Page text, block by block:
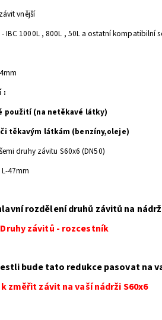
vnější
IBC 1000L , 800L , 50L a ostatní kompatibilní
:
použití (na netěkavé látky)
těkavým látkám (benzíny,oleje)
druhy závitu S60x6 (DN50)
47mm
rozdělení druhů závitů na
Druhy závitů - rozcestník
bude tato redukce pasovat na
změřit závit na vaší nádržiS60x6